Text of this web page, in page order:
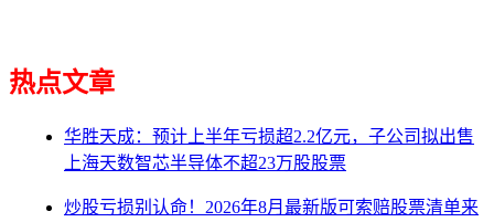
热点文章
华胜天成：预计上半年亏损超2.2亿元，子公司拟出售
上海天数智芯半导体不超23万股股票
炒股亏损别认命！2026年8月最新版可索赔股票清单来